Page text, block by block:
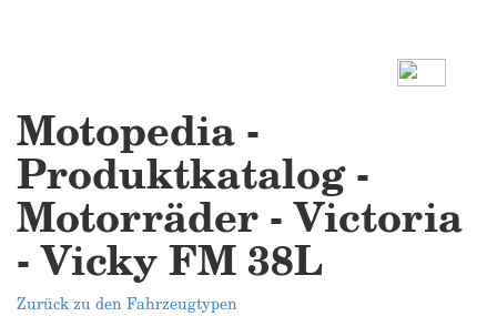
Motopedia -
Produktkatalog -
Motorräder - Victoria
- Vicky FM 38L
Zurück zu den Fahrzeugtypen